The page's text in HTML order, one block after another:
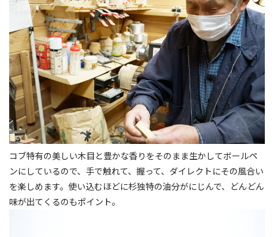
コブ特有の美しい木目と豊かな香りをそのまま生かしてボールペ
ンにしているので、手で触れて、握って、ダイレクトにその風合い
を楽しめます。使い込むほどに杉独特の油分がにじんで、どんどん
味が出てくるのもポイント。